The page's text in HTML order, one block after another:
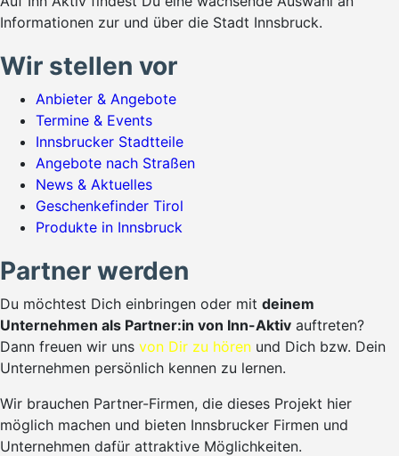
Informationen zur und über die Stadt Innsbruck.
Wir stellen vor
Anbieter & Angebote
Termine & Events
Innsbrucker Stadtteile
Angebote nach Straßen
News & Aktuelles
Geschenkefinder Tirol
Produkte in Innsbruck
Partner werden
Du möchtest Dich einbringen oder mit deinem
Unternehmen als Partner:in von Inn-Aktiv auftreten?
Dann freuen wir uns von Dir zu hören und Dich bzw. Dein
Unternehmen persönlich kennen zu lernen.
Wir brauchen Partner-Firmen, die dieses Projekt hier
möglich machen und bieten Innsbrucker Firmen und
Unternehmen dafür attraktive Möglichkeiten.